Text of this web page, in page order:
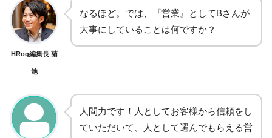
HRog編集長 菊
池
なるほど。では、『営業』としてBさんが
大事にしていることは何ですか？
人間力です！人としてお客様から信頼をし
ていただいて、人として選んでもらえる営